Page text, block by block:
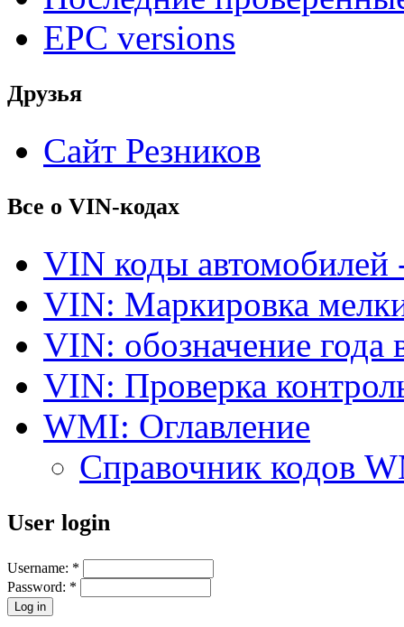
EPC versions
Друзья
Сайт Резников
Все о VIN-кодах
VIN коды автомобилей
VIN: Маркировка
VIN: обозначение года
VIN: Проверка
WMI: Оглавление
Справочник кодов
User login
Username: *
Password: *